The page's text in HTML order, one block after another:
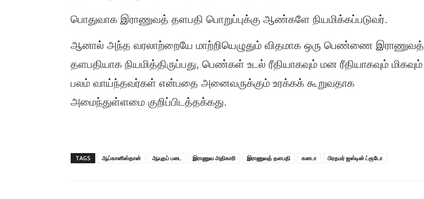
பொதுவாக இராணுவத் தளபதி பொறுப்புக்கு ஆண்களே நியமிக்கப்படுவர்.
ஆனால் அந்த வரலாற்றையே மாற்றியெழுதும் விதமாக ஒரு பெண்ணை இராணுவத்
தளபதியாக நியமித்திருப்பது, பெண்கள் உடல் ரீதியாகவும் மன ரீதியாகவும் மிகவும்
பலம் வாய்ந்தவர்கள் என்பதை அனைவருக்கும் உரக்கக் கூறுவதாக
அமைந்துள்ளமை குறிப்பிடத்தக்கது.
TAGS ஆப்கானிஸ்தான் ஆயுதப் படை இராணுவ அதிகாரி இராணுவத் தளபதி கனடா பிரதமர் ஜஸ்டின் ட்ரூடோ